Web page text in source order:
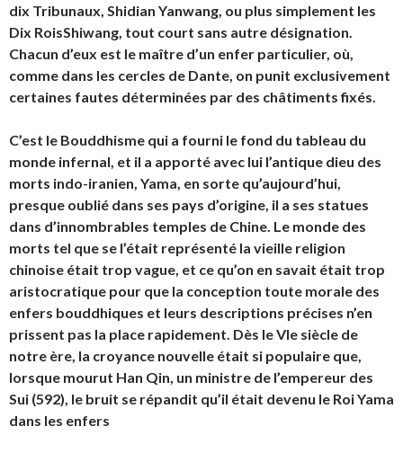
dix Tribunaux, Shidian Yanwang, ou plus simplement les
Dix RoisShiwang, tout court sans autre désignation.
Chacun d’eux est le maître d’un enfer particulier, où,
comme dans les cercles de Dante, on punit exclusivement
certaines fautes déterminées par des châtiments fixés.
C’est le Bouddhisme qui a fourni le fond du tableau du
monde infernal, et il a apporté avec lui l’antique dieu des
morts indo-iranien, Yama, en sorte qu’aujourd’hui,
presque oublié dans ses pays d’origine, il a ses statues
dans d’innombrables temples de Chine. Le monde des
morts tel que se l’était représenté la vieille religion
chinoise était trop vague, et ce qu’on en savait était trop
aristocratique pour que la conception toute morale des
enfers bouddhiques et leurs descriptions précises n’en
prissent pas la place rapidement. Dès le VIe siècle de
notre ère, la croyance nouvelle était si populaire que,
lorsque mourut Han Qin, un ministre de l’empereur des
Sui (592), le bruit se répandit qu’il était devenu le Roi Yama
dans les enfers